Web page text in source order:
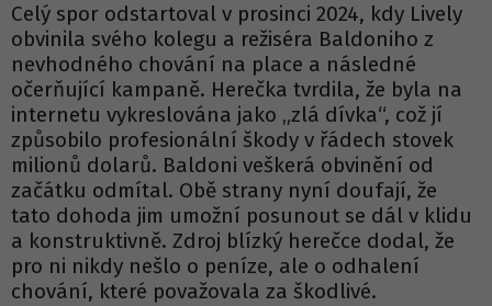
Celý spor odstartoval v prosinci 2024, kdy Lively
obvinila svého kolegu a režiséra Baldoniho z
nevhodného chování na place a následné
očerňující kampaně. Herečka tvrdila, že byla na
internetu vykreslována jako „zlá dívka“, což jí
způsobilo profesionální škody v řádech stovek
milionů dolarů. Baldoni veškerá obvinění od
začátku odmítal. Obě strany nyní doufají, že
tato dohoda jim umožní posunout se dál v klidu
a konstruktivně. Zdroj blízký herečce dodal, že
pro ni nikdy nešlo o peníze, ale o odhalení
chování, které považovala za škodlivé.